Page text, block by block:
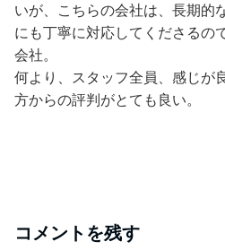
いが、こちらの会社は、長期的
にも丁寧に対応してくださるの
会社。
何より、スタッフ全員、感じが
方からの評判がとても良い。
コメントを残す